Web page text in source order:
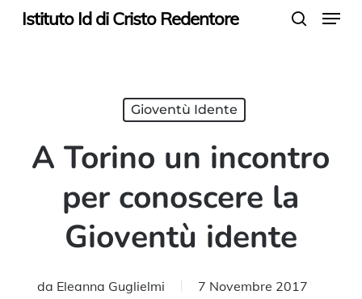
SkipIstituto Id di Cristo Redentore Menu
Gioventù Idente
A Torino un incontro
per conoscere la
Gioventù idente
da Eleanna Guglielmi 7 Novembre 2017